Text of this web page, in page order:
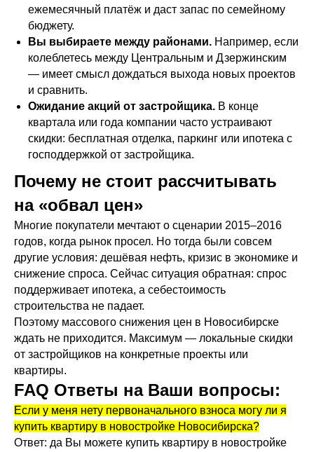
ежемесячный платёж и даст запас по семейному
бюджету.
Вы выбираете между районами. Например, если
колеблетесь между Центральным и Дзержинским
— имеет смысл дождаться выхода новых проектов
и сравнить.
Ожидание акций от застройщика. В конце
квартала или года компании часто устраивают
скидки: бесплатная отделка, паркинг или ипотека с
господдержкой от застройщика.
Почему не стоит рассчитывать
на «обвал цен»
Многие покупатели мечтают о сценарии 2015–2016
годов, когда рынок просел. Но тогда были совсем
другие условия: дешёвая нефть, кризис в экономике и
снижение спроса. Сейчас ситуация обратная: спрос
поддерживает ипотека, а себестоимость
строительства не падает.
Поэтому массового снижения цен в Новосибирске
ждать не приходится. Максимум — локальные скидки
от застройщиков на конкретные проекты или
квартиры.
FAQ Ответы на Ваши вопросы:
Если у меня нету первоначального взноса могу ли я
купить квартиру в новостройке Новосибирска?
Ответ: да Вы можете купить квартиру в новостройке